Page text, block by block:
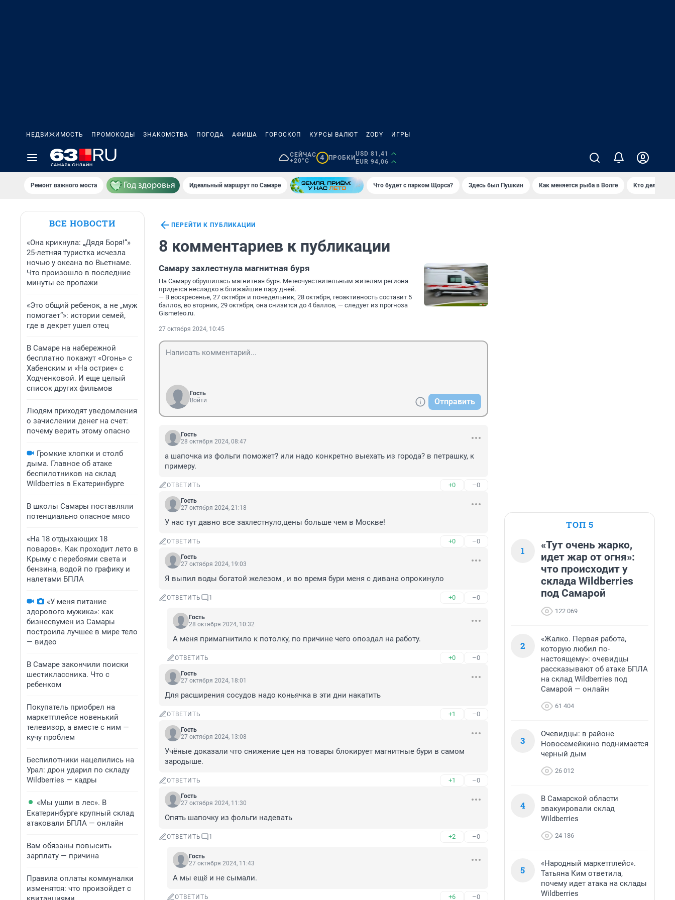
НЕДВИЖИМОСТЬ ПРОМОКОДЫ ЗНАКОМСТВА ПОГОДА АФИША ГОРОСКОП КУРСЫ ВАЛЮТ ZODY ИГРЫ
СЕЙЧАС
+20°C
4 ПРОБКИ
USD 81,41
EUR 94,06
Ремонт важного моста Идеальный маршрут по Самаре Что будет с парком Щорса? Здесь был Пушкин Как меняется рыба в Волге Кто делает
ВСЕ НОВОСТИ
«Она крикнула: „Дядя Боря!“»
25-летняя туристка исчезла
ночью у океана во Вьетнаме.
Что произошло в последние
минуты ее пропажи
«Это общий ребенок, а не „муж
помогает“»: истории семей,
где в декрет ушел отец
В Самаре на набережной
бесплатно покажут «Огонь» с
Хабенским и «На острие» с
Ходченковой. И еще целый
список других фильмов
Людям приходят уведомления
о зачислении денег на счет:
почему верить этому опасно
Громкие хлопки и столб
дыма. Главное об атаке
беспилотников на склад
Wildberries в Екатеринбурге
В школы Самары поставляли
потенциально опасное мясо
«На 18 отдыхающих 18
поваров». Как проходит лето в
Крыму с перебоями света и
бензина, водой по графику и
налетами БПЛА
«У меня питание
здорового мужика»: как
бизнесвумен из Самары
построила лучшее в мире тело
— видео
В Самаре закончили поиски
шестиклассника. Что с
ребенком
Покупатель приобрел на
маркетплейсе новенький
телевизор, а вместе с ним —
кучу проблем
Беспилотники нацелились на
Урал: дрон ударил по складу
Wildberries — кадры
«Мы ушли в лес». В
Екатеринбурге крупный склад
атаковали БПЛА — онлайн
Вам обязаны повысить
зарплату — причина
Правила оплаты коммуналки
изменятся: что произойдет с
ПЕРЕЙТИ К ПУБЛИКАЦИИ
8 комментариев к публикации
Самару захлестнула магнитная буря
На Самару обрушилась магнитная буря. Метеочувствительным жителям региона
придется несладко в ближайшие пару дней.
— В воскресенье, 27 октября и понедельник, 28 октября, геоактивность составит 5
баллов, во вторник, 29 октября, она снизится до 4 баллов, — следует из прогноза
Gismeteo.ru.
27 октября 2024, 10:45
Гость
Войти
Отправить
Гость
28 октября 2024, 08:47
а шапочка из фольги поможет? или надо конкретно выехать из города? в петрашку, к
примеру.
ОТВЕТИТЬ +0 –0
Гость
27 октября 2024, 21:18
У нас тут давно все захлестнуло,цены больше чем в Москве!
ОТВЕТИТЬ +0 –0
Гость
27 октября 2024, 19:03
Я выпил воды богатой железом , и во время бури меня с дивана опрокинуло
ОТВЕТИТЬ 1 +0 –0
Гость
28 октября 2024, 10:32
А меня примагнитило к потолку, по причине чего опоздал на работу.
ОТВЕТИТЬ +0 –0
Гость
27 октября 2024, 18:01
Для расширения сосудов надо коньячка в эти дни накатить
ОТВЕТИТЬ +1 –0
Гость
27 октября 2024, 13:08
Учёные доказали что снижение цен на товары блокирует магнитные бури в самом
зародыше.
ОТВЕТИТЬ +1 –0
Гость
27 октября 2024, 11:30
Опять шапочку из фольги надевать
ОТВЕТИТЬ 1 +2 –0
Гость
27 октября 2024, 11:43
А мы ещё и не сымали.
ОТВЕТИТЬ +6 –0
ТОП 5
1
«Тут очень жарко,
идет жар от огня»:
что происходит у
склада Wildberries
под Самарой
122 069
2
«Жалко. Первая работа,
которую любил по-
настоящему»: очевидцы
рассказывают об атаке БПЛА
на склад Wildberries под
Самарой — онлайн
61 404
3
Очевидцы: в районе
Новосемейкино поднимается
черный дым
26 012
4
В Самарской области
эвакуировали склад
Wildberries
24 186
5
«Народный маркетплейс».
Татьяна Ким ответила,
почему идет атака на склады
Wildberries